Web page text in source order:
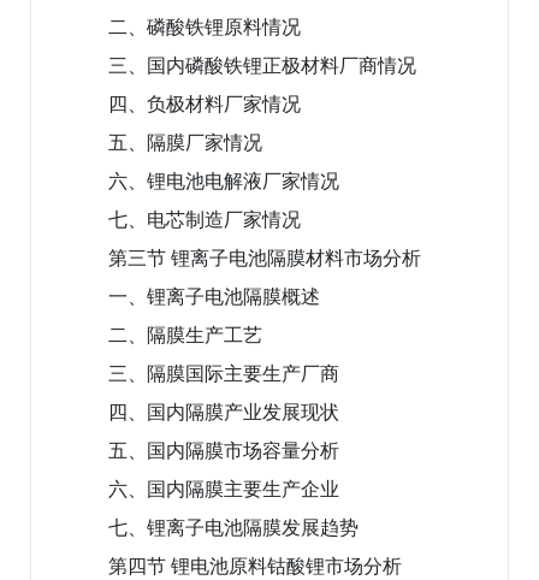
二、磷酸铁锂原料情况
三、国内磷酸铁锂正极材料厂商情况
四、负极材料厂家情况
五、隔膜厂家情况
六、锂电池电解液厂家情况
七、电芯制造厂家情况
第三节 锂离子电池隔膜材料市场分析
一、锂离子电池隔膜概述
二、隔膜生产工艺
三、隔膜国际主要生产厂商
四、国内隔膜产业发展现状
五、国内隔膜市场容量分析
六、国内隔膜主要生产企业
七、锂离子电池隔膜发展趋势
第四节 锂电池原料钴酸锂市场分析